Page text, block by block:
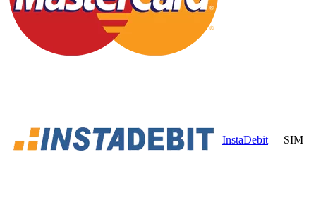
InstaDebit SIM